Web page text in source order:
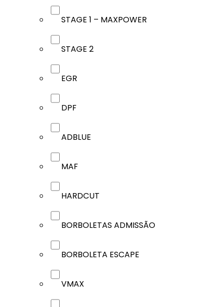
STAGE 1 – MAXPOWER
STAGE 2
EGR
DPF
ADBLUE
MAF
HARDCUT
BORBOLETAS ADMISSÃO
BORBOLETA ESCAPE
VMAX